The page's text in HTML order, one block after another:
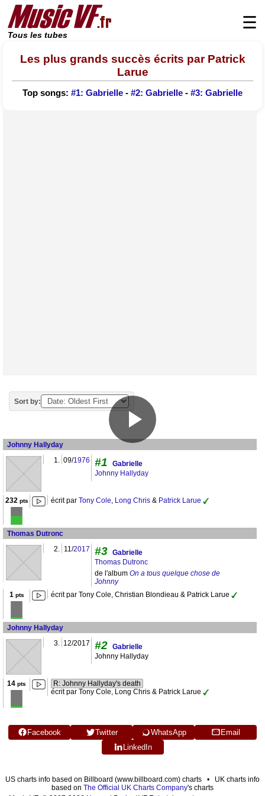
Tous les tubes
☰
Les plus grands succès écrits par Patrick
Larue
Top songs: #1: Gabrielle - #2: Gabrielle - #3: Gabrielle
Sort by:
Johnny Hallyday
1. 09/1976 #1
Gabrielle
Johnny Hallyday
232 pts écrit par Tony Cole, Long Chris & Patrick Larue
Thomas Dutronc
2. 11/2017 #3 Gabrielle
Thomas Dutronc
de l'album On a tous quelque chose de
Johnny
1 pts écrit par Tony Cole, Christian Blondieau & Patrick Larue
Johnny Hallyday
3. 12/2017 #2 Gabrielle
Johnny Hallyday
14 pts
R: Johnny Hallyday's death
écrit par Tony Cole, Long Chris & Patrick Larue
Facebook Twitter WhatsApp
Email
LinkedIn
US charts info based on Billboard (www.billboard.com) charts • UK charts info
based on The Official UK Charts Company's charts